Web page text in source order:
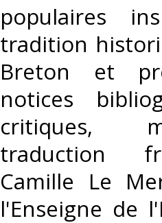
populaires
tradition
Breton et
notices
critiques,
traduction
Camille Le
l'Enseigne de